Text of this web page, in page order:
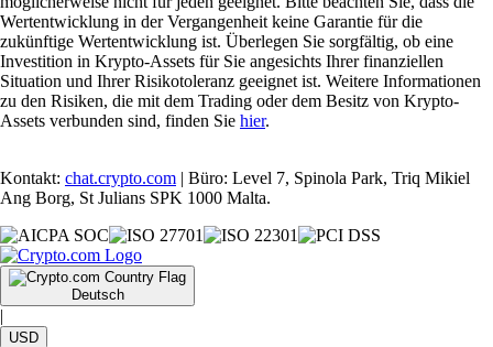
Wertentwicklung in der Vergangenheit keine Garantie für die
zukünftige Wertentwicklung ist. Überlegen Sie sorgfältig, ob eine
Investition in Krypto-Assets für Sie angesichts Ihrer finanziellen
Situation und Ihrer Risikotoleranz geeignet ist. Weitere Informationen
zu den Risiken, die mit dem Trading oder dem Besitz von Krypto-
Assets verbunden sind, finden Sie hier.
Kontakt: chat.crypto.com | Büro: Level 7, Spinola Park, Triq Mikiel
Ang Borg, St Julians SPK 1000 Malta.
Deutsch
|
USD